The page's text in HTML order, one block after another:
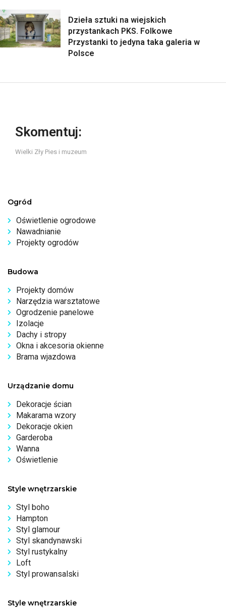
Dzieła sztuki na wiejskich
przystankach PKS. Folkowe
Przystanki to jedyna taka galeria w
Polsce
Skomentuj:
Wielki Zły Pies i muzeum
Ogród
Oświetlenie ogrodowe
Nawadnianie
Projekty ogrodów
Budowa
Projekty domów
Narzędzia warsztatowe
Ogrodzenie panelowe
Izolacje
Dachy i stropy
Okna i akcesoria okienne
Brama wjazdowa
Urządzanie domu
Dekoracje ścian
Makarama wzory
Dekoracje okien
Garderoba
Wanna
Oświetlenie
Style wnętrzarskie
Styl boho
Hampton
Styl glamour
Styl skandynawski
Styl rustykalny
Loft
Styl prowansalski
Style wnętrzarskie